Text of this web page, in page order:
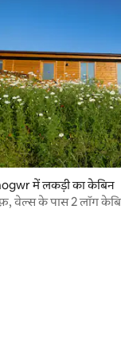
80 समीक्षाएँ
में लकड़ी का केबिन
वेल्स के पास 2 लॉग